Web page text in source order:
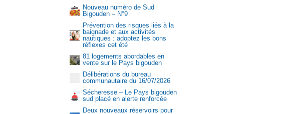
Nouveau numéro de Sud
Bigouden – N°9
Prévention des risques liés à la
baignade et aux activités
nautiques : adoptez les bons
réflexes cet été
81 logements abordables en
vente sur le Pays bigouden
Délibérations du bureau
communautaire du 16/07/2026
Sécheresse – Le Pays bigouden
sud placé en alerte renforcée
Deux nouveaux réservoirs pour